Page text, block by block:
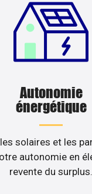
Autonomie
énergétique
solaires et les
autonomie en
revente du surplus.